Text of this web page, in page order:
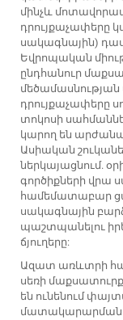
մինչև
դրույքաչափերը
սակագնային)
Եվրոպական
ընդհանուր
դրույքաչափերը
տոկոսի
կարող են
Ասիական
ներկայացնում.
գործիքների վրա
համեմատաբար
սակագնային
պաշտպանելու
ճյուղերը:
Ազատ առևտրի
սեռի
են ունենում
մատակարարման